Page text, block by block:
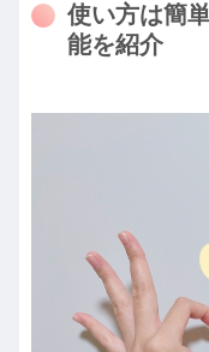
使い方は簡
能を紹介